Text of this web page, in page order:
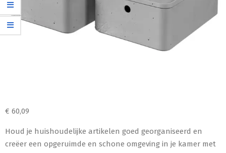
€ 60,09
Houd je huishoudelijke artikelen goed georganiseerd en
creëer een opgeruimde en schone omgeving in je kamer met